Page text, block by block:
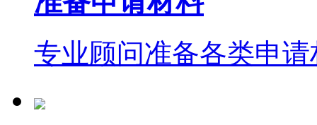
专业顾问准备各类申请